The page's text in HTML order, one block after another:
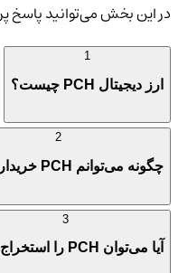
در این بخش می‌توانید پاسخ
ارز دیجیتال PCH چیست؟
چگونه می‌توانم PCH خریداری کنم؟
آیا می‌توان PCH را استخراج کرد؟